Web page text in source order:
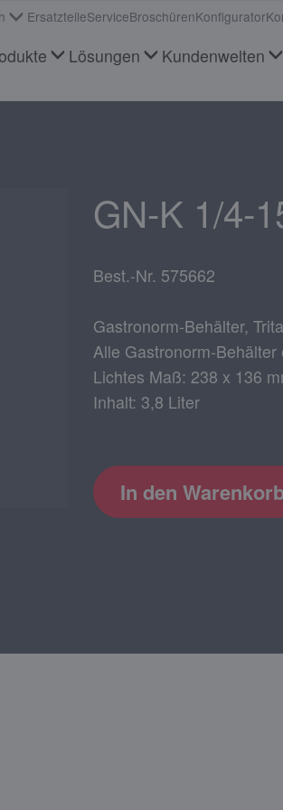
Lösungen Kundenwelten
ErsatzteileServiceBroschürenKonfigurator
GN-K 1/4-
Best.-Nr. 575662
Gastronorm-Behälter,
Alle Gastronorm-
Lichtes Maß: 238 x 136
Inhalt: 3,8 Liter
In den